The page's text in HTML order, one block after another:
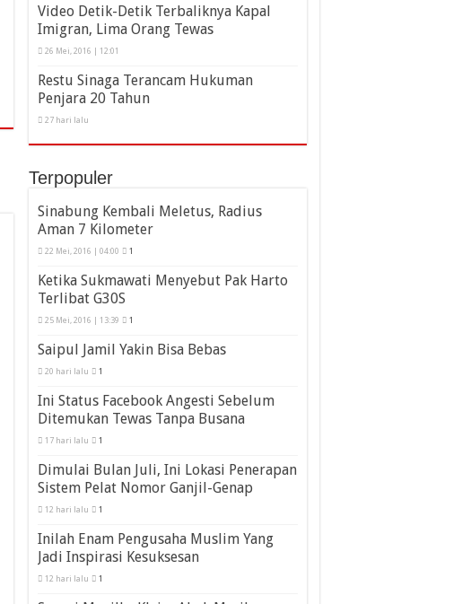
Video Detik-Detik Terbaliknya Kapal
Imigran, Lima Orang Tewas
26 Mei, 2016 | 12:01
Restu Sinaga Terancam Hukuman
Penjara 20 Tahun
27 hari lalu
Terpopuler
Sinabung Kembali Meletus, Radius
Aman 7 Kilometer
22 Mei, 2016 | 04:00 1
Ketika Sukmawati Menyebut Pak Harto
Terlibat G30S
25 Mei, 2016 | 13:39 1
Saipul Jamil Yakin Bisa Bebas
20 hari lalu 1
Ini Status Facebook Angesti Sebelum
Ditemukan Tewas Tanpa Busana
17 hari lalu 1
Dimulai Bulan Juli, Ini Lokasi Penerapan
Sistem Pelat Nomor Ganjil-Genap
12 hari lalu 1
Inilah Enam Pengusaha Muslim Yang
Jadi Inspirasi Kesuksesan
12 hari lalu 1